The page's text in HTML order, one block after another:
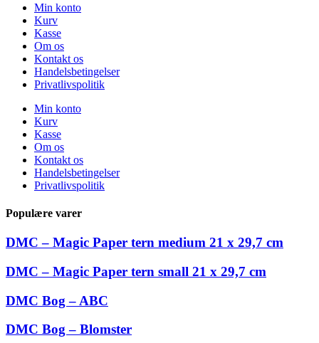
Min konto
Kurv
Kasse
Om os
Kontakt os
Handelsbetingelser
Privatlivspolitik
Min konto
Kurv
Kasse
Om os
Kontakt os
Handelsbetingelser
Privatlivspolitik
Populære varer
DMC – Magic Paper tern medium 21 x 29,7 cm
DMC – Magic Paper tern small 21 x 29,7 cm
DMC Bog – ABC
DMC Bog – Blomster